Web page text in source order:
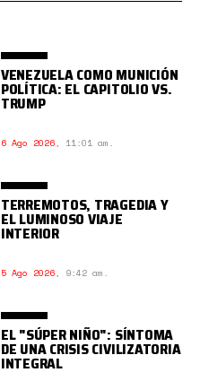
VENEZUELA COMO MUNICIÓN
POLÍTICA: EL CAPITOLIO VS.
TRUMP
6 Ago 2026, 11:01 am.
TERREMOTOS, TRAGEDIA Y
EL LUMINOSO VIAJE
INTERIOR
5 Ago 2026, 9:42 am.
EL "SÚPER NIÑO": SÍNTOMA
DE UNA CRISIS CIVILIZATORIA
INTEGRAL